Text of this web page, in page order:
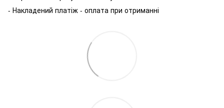
- Накладений платіж - оплата при отриманні